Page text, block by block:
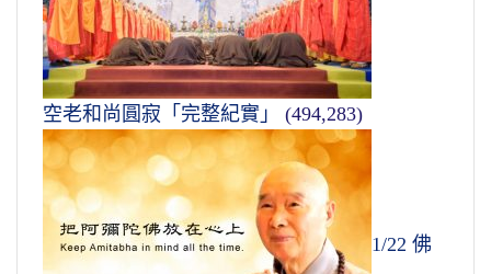
空老和尚圓寂「完整紀實」 (494,283)
1/22 佛